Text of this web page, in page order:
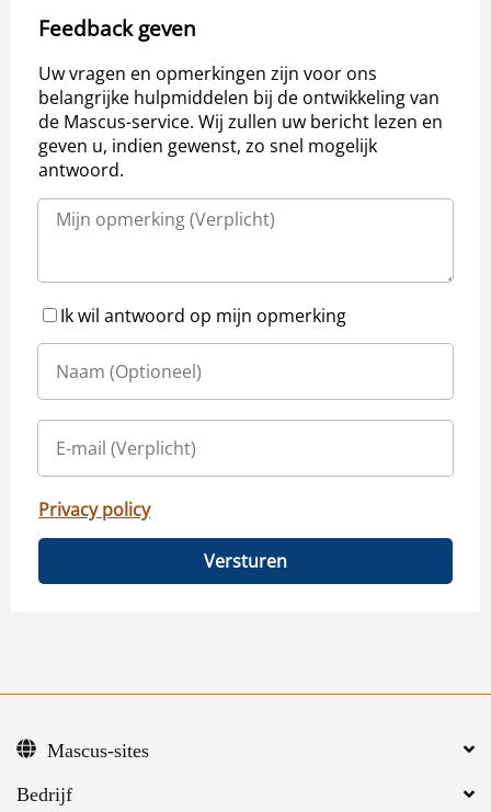
Feedback geven
Uw vragen en opmerkingen zijn voor ons
belangrijke hulpmiddelen bij de ontwikkeling van
de Mascus-service. Wij zullen uw bericht lezen en
geven u, indien gewenst, zo snel mogelijk
antwoord.
Ik wil antwoord op mijn opmerking
Privacy policy
Versturen
Bedrijf
Mascus-sites